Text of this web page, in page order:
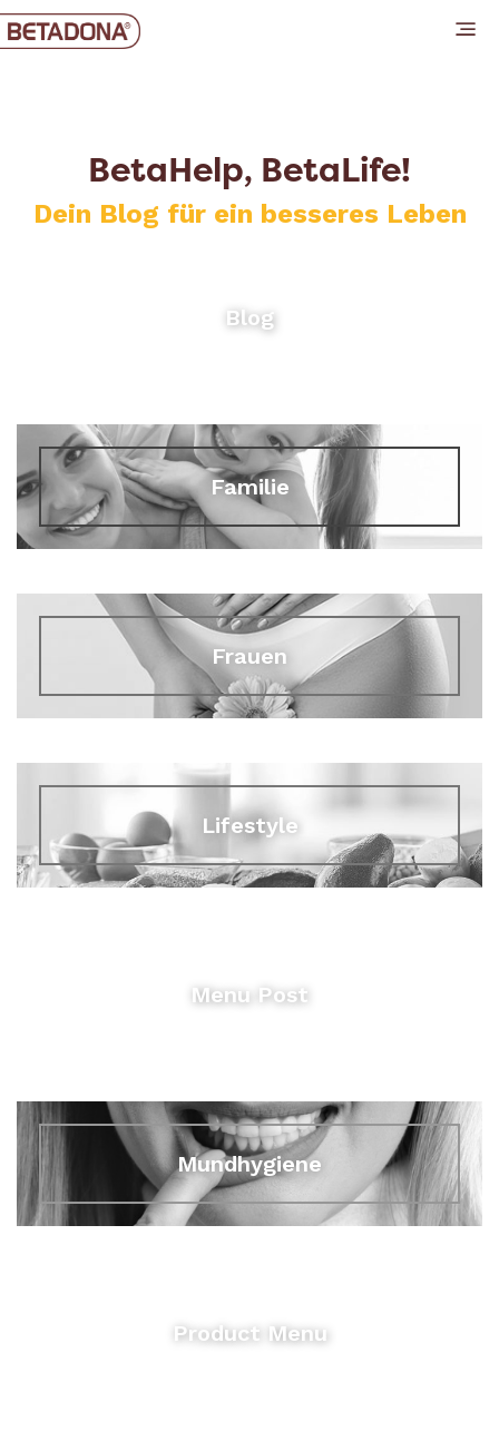
BetaHelp, BetaLife!
Dein Blog für ein besseres Leben
Blog
Familie
Frauen
Lifestyle
Menu Post
Mundhygiene
Product Menu